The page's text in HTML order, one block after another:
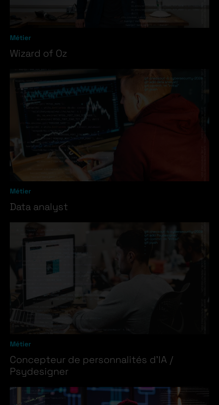
Métier
Wizard of Oz
Métier
Data analyst
Métier
Concepteur de personnalités d’IA /
Psydesigner